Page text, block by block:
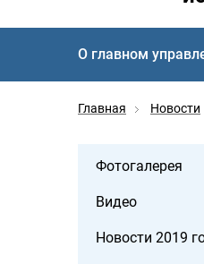
О главном
Главная Новости
Фотогалерея
Видео
Новости 2019